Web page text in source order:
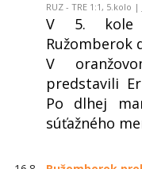
RUZ - TRE 1:1, 5.kolo |
V 5. kole
Ružomberok
V
predstavili
Po dlhej
súťažného